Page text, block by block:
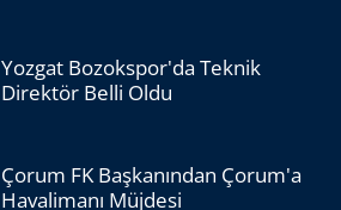
Yozgat Bozokspor'da Teknik
Direktör Belli Oldu
Çorum FK Başkanından Çorum'a
Havalimanı Müjdesi